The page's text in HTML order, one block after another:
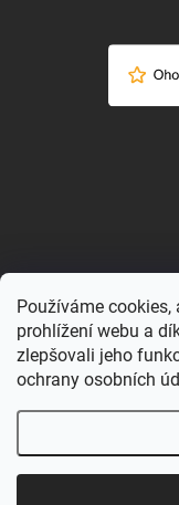
Používáme
prohlížení webu a
zlepšovali jeho
ochrany osobních
Copyright 2026Country